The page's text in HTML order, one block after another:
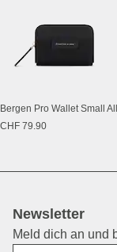
CHF 79.90
Newsletter
Meld dich an und